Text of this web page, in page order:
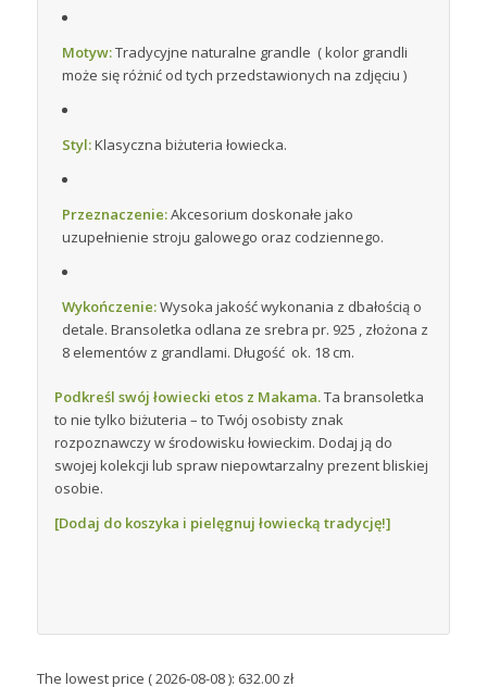
Motyw:Tradycyjne naturalne grandle ( kolor grandli
może się różnić od tych przedstawionych na zdjęciu )
Styl:Klasyczna biżuteria łowiecka.
Przeznaczenie:Akcesorium doskonałe jako
uzupełnienie stroju galowego oraz codziennego.
Wykończenie:Wysoka jakość wykonania z dbałością o
detale. Bransoletka odlana ze srebra pr. 925 , złożona z
8 elementów z grandlami. Długość ok. 18 cm.
Podkreśl swój łowiecki etos z Makama.Ta bransoletka
to nie tylko biżuteria – to Twój osobisty znak
rozpoznawczy w środowisku łowieckim. Dodaj ją do
swojej kolekcji lub spraw niepowtarzalny prezent bliskiej
osobie.
[Dodaj do koszyka i pielęgnuj łowiecką tradycję!]
The lowest price (2026-08-08): 632.00 zł